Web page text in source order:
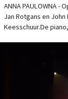
ANNA PAULOWNA -
Jan Rotgans en
Keesschuur.De